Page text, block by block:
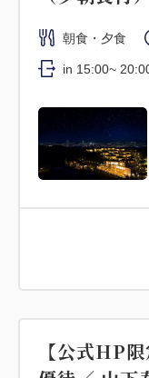
朝食・夕食
in 15:00~
【公式HP